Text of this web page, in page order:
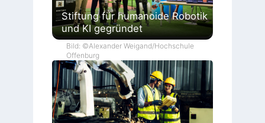
Stiftung für humanoide Robotik
und KI gegründet
Bild: ©Alexander Weigand/Hochschule
Offenburg